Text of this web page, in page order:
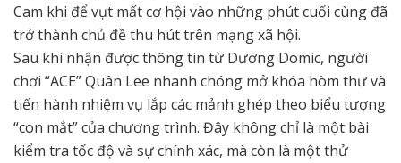
Cam khi để vụt mất cơ hội vào những phút cuối cùng đã
trở thành chủ đề thu hút trên mạng xã hội.
Sau khi nhận được thông tin từ Dương Domic, người
chơi “ACE” Quân Lee nhanh chóng mở khóa hòm thư và
tiến hành nhiệm vụ lắp các mảnh ghép theo biểu tượng
“con mắt” của chương trình. Đây không chỉ là một bài
kiểm tra tốc độ và sự chính xác, mà còn là một thử